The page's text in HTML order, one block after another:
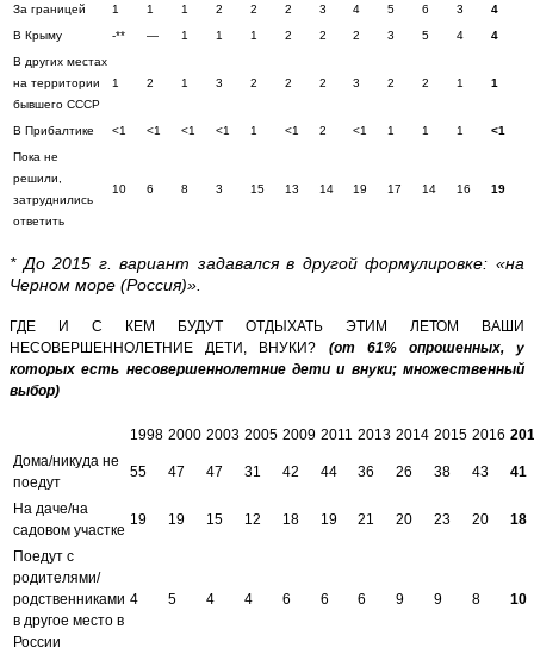
За границей 1 1 1 2 2 2 3 4 5 6 3
4
В Крыму
-** — 1 1 1 2 2 2 3 5 4
4
В других местах
на территории
бывшего СССР
1 2 1 3 2 2 2 3 2 2 1 1
В Прибалтике <1 <1 <1 <1 1 <1 2 <1 1 1 1
<1
Пока не
решили,
затруднились
ответить
10 6 8 3 15 13 14 19 17 14 16 19
* До 2015 г. вариант задавался в другой формулировке: «на
Черном море (Россия)».
ГДЕ И С КЕМ БУДУТ ОТДЫХАТЬ ЭТИМ ЛЕТОМ ВАШИ
НЕСОВЕРШЕННОЛЕТНИЕ ДЕТИ, ВНУКИ? (от 61% опрошенных, у
которых есть несовершеннолетние дети и внуки; множественный
выбор)
1998 2000 2003 2005 2009 2011 2013 2014 2015 2016
Дома/никуда не
поедут
55 47 47 31 42 44 36 26 38 43 41
На даче/на
садовом участке
19 19 15 12 18 19 21 20 23 20 18
Поедут с
родителями/
родственниками
в другое место в
России
4 5 4 4 6 6 6 9 9 8 10